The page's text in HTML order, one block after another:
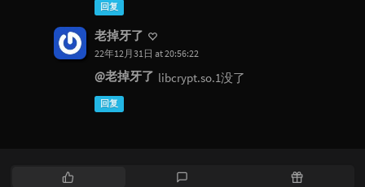
回复
老掉牙了
22年12月31日 at 20:56:22
@老掉牙了 libcrypt.so.1没了
回复
热
随